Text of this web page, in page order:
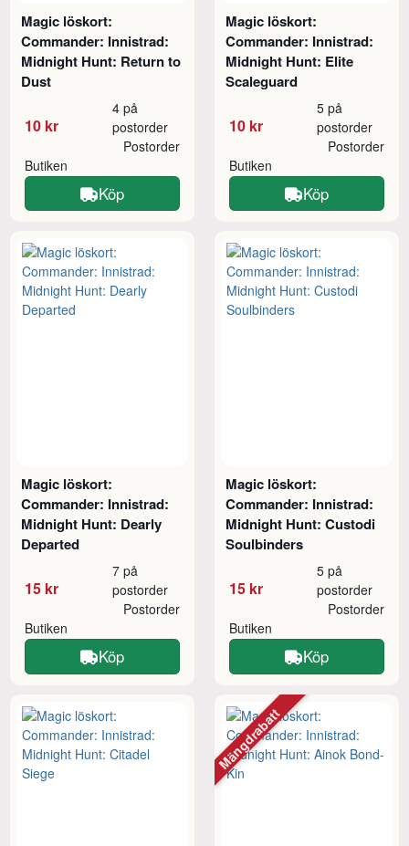
Magic löskort:
Commander: Innistrad:
Midnight Hunt: Return to
Dust
10 kr
4 på
postorder
Butiken
Postorder
Köp
Magic löskort:
Commander: Innistrad:
Midnight Hunt: Elite
Scaleguard
10 kr
5 på
postorder
Butiken
Postorder
Köp
Magic löskort:
Commander: Innistrad:
Midnight Hunt: Dearly
Departed
15 kr
7 på
postorder
Butiken
Postorder
Köp
Magic löskort:
Commander: Innistrad:
Midnight Hunt: Custodi
Soulbinders
15 kr
5 på
postorder
Butiken
Postorder
Köp
Mängdrabatt